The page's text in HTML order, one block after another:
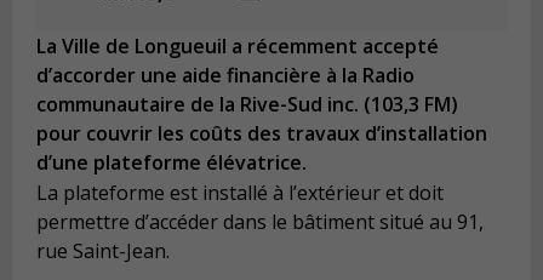
La Ville de Longueuil a récemment accepté
d’accorder une aide financière à la Radio
communautaire de la Rive-Sud inc. (103,3 FM)
pour couvrir les coûts des travaux d’installation
d’une plateforme élévatrice.
La plateforme est installé à l’extérieur et doit
permettre d’accéder dans le bâtiment situé au 91,
rue Saint-Jean.